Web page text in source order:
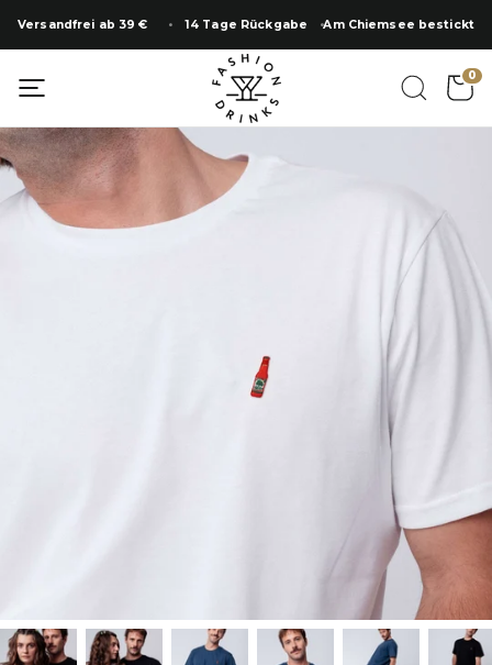
Inhalt
springen
Versandfrei ab 39 € 14 Tage Rückgabe Am Chiemsee bestickt
0